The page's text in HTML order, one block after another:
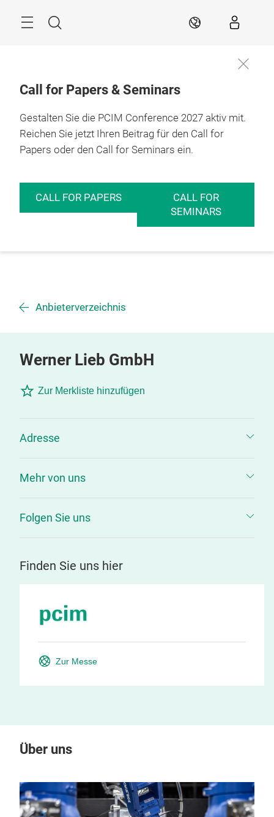
Suche DE
Call for Papers & Seminars
Gestalten Sie die PCIM Conference 2027 aktiv mit.
Reichen Sie jetzt Ihren Beitrag für den Call for
Papers oder den Call for Seminars ein.
CALL FOR PAPERS
CALL FOR
SEMINARS
Anbieterverzeichnis
Werner Lieb GmbH
Zur Merkliste hinzufügen
Adresse
Mehr von uns
Folgen Sie uns
Finden Sie uns hier
Zur Messe
Über uns